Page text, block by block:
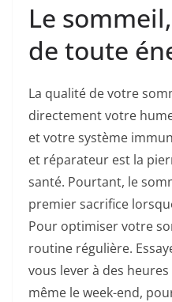
Le
de toute
La qualité de votre
directement votre
et votre système
et réparateur est la
santé. Pourtant, le
premier sacrifice
Pour optimiser votre
routine régulière.
vous lever à des
même le week-end,